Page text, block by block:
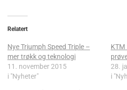
Relatert
Nye Triumph Speed Triple –
mer trøkk og teknologi
11. november 2015
i "Nyheter"
KTM
28.
i